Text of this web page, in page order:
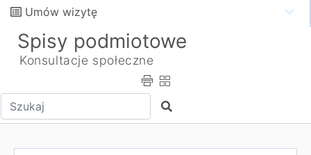
Umów wizytę
Spisy podmiotowe
Konsultacje społeczne
Wpisz tekst do wyszukania Szukaj